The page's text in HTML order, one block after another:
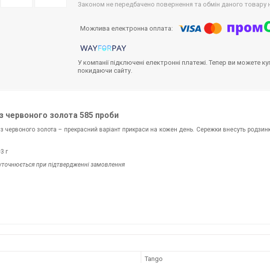
Законом не передбачено повернення та обмін даного товару
У компанії підключені електронні платежі. Тепер ви можете
покидаючи сайту.
червоного золота 585 проби
червоного золота – прекрасний варіант прикраси на кожен день. Сережки внесуть
г
при підтвердженні замовлення
Tango